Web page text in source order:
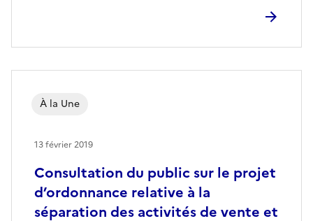
Consultation du public sur le projet
d’ordonnance relative à la
séparation des activités de vente et
À la Une
13 février 2019